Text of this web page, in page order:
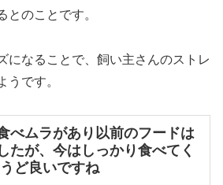
とのことです。
になることで、飼い主さんのストレ
うです。
べムラがあり以前のフードは
たが、今はしっかり食べてく
ど良いですね